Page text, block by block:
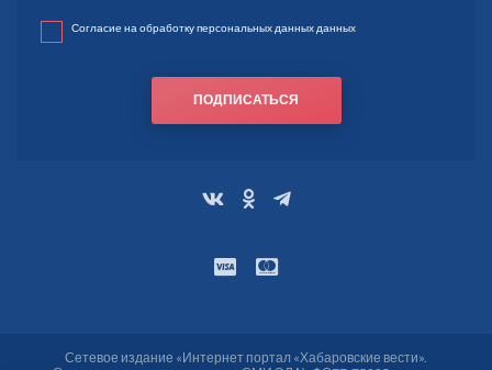
Согласие на обработку персональных данных данных
ПОДПИСАТЬСЯ
Сетевое издание «Интернет портал «Хабаровские вести».